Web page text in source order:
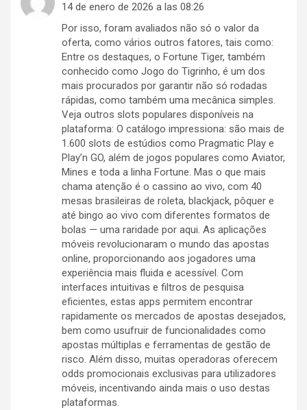
14 de enero de 2026 a las 08:26
Por isso, foram avaliados não só o valor da
oferta, como vários outros fatores, tais como:
Entre os destaques, o Fortune Tiger, também
conhecido como Jogo do Tigrinho, é um dos
mais procurados por garantir não só rodadas
rápidas, como também uma mecânica simples.
Veja outros slots populares disponíveis na
plataforma: O catálogo impressiona: são mais de
1.600 slots de estúdios como Pragmatic Play e
Play’n GO, além de jogos populares como Aviator,
Mines e toda a linha Fortune. Mas o que mais
chama atenção é o cassino ao vivo, com 40
mesas brasileiras de roleta, blackjack, pôquer e
até bingo ao vivo com diferentes formatos de
bolas — uma raridade por aqui. As aplicações
móveis revolucionaram o mundo das apostas
online, proporcionando aos jogadores uma
experiência mais fluida e acessível. Com
interfaces intuitivas e filtros de pesquisa
eficientes, estas apps permitem encontrar
rapidamente os mercados de apostas desejados,
bem como usufruir de funcionalidades como
apostas múltiplas e ferramentas de gestão de
risco. Além disso, muitas operadoras oferecem
odds promocionais exclusivas para utilizadores
móveis, incentivando ainda mais o uso destas
plataformas.